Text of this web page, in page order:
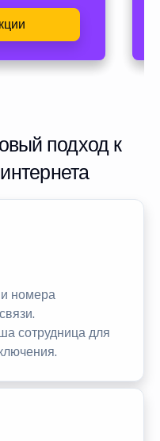
подход к
номера
сотрудница для